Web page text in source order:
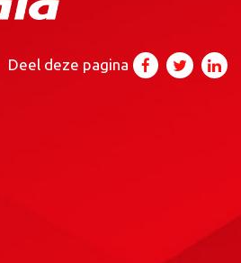
Deel deze pagina